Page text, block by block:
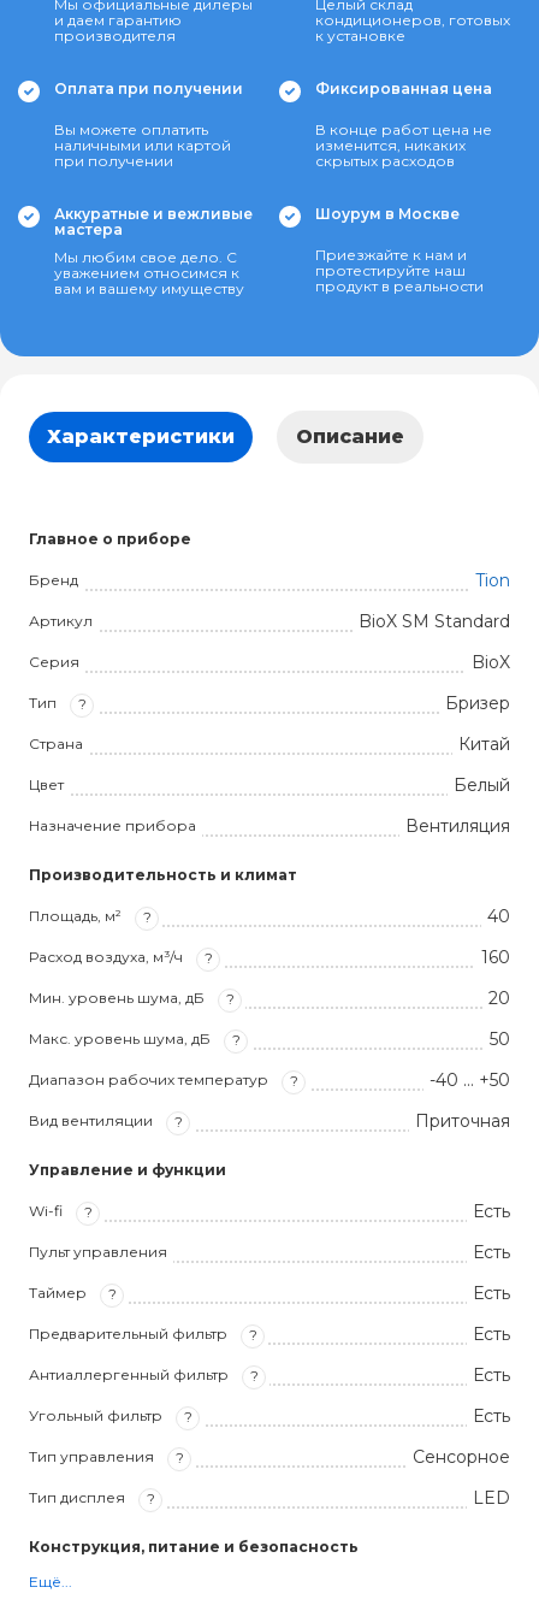
Мы официальные дилеры
и даем гарантию
производителя
Целый склад
кондиционеров, готовых
к установке
Оплата при получении
Вы можете оплатить
наличными или картой
при получении
Фиксированная цена
В конце работ цена не
изменится, никаких
скрытых расходов
Аккуратные и вежливые
мастера
Мы любим свое дело. С
уважением относимся к
вам и вашему имуществу
Шоурум в Москве
Приезжайте к нам и
протестируйте наш
продукт в реальности
Характеристики Описание
Главное о приборе
Бренд Tion
Артикул BioX SM Standard
Серия BioX
Тип ? Бризер
Страна Китай
Цвет Белый
Назначение прибора Вентиляция
Производительность и климат
Площадь, м² ? 40
Расход воздуха, м³/ч ? 160
Мин. уровень шума, дБ ? 20
Макс. уровень шума, дБ ? 50
Диапазон рабочих температур ? -40 … +50
Вид вентиляции ? Приточная
Управление и функции
Wi-fi ? Есть
Пульт управления Есть
Таймер ? Есть
Предварительный фильтр ? Есть
Антиаллергенный фильтр ? Есть
Угольный фильтр ? Есть
Тип управления ? Сенсорное
Тип дисплея ? LED
Конструкция, питание и безопасность
Ещё...